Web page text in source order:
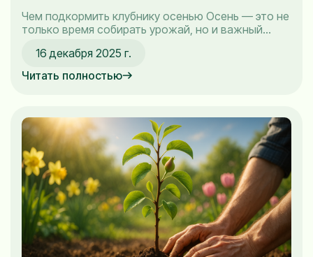
Чем подкормить клубнику осенью Осень — это не
только время собирать урожай, но и важный
здоровье растений, особенно если говорить о
клубнике. Осенняя подкормка клубники помогает
не только укрепить корневую систему, но и
16 декабря 2025 г.
Читать полностью